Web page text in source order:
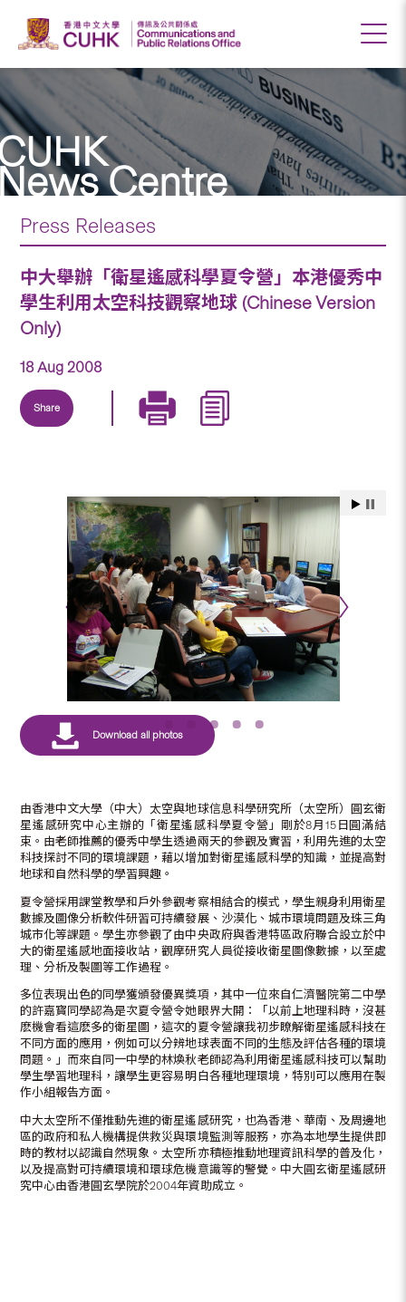
Centre
Press Releases
中大舉辦「衛星遙感科學夏令營」本港優秀中
學生利用太空科技觀察地球 (Chinese Version
Only)
18 Aug 2008
Share
由香港中文大學（中大）太空與地球信息科學研究所（太空所）圓玄衛
星遙感研究中心主辦的「衛星遙感科學夏令營」剛於8月15日圓滿結
束。由老師推薦的優秀中學生透過兩天的參觀及實習，利用先進的太空
科技探討不同的環境課題，藉以增加對衛星遙感科學的知識，並提高對
地球和自然科學的學習興趣。
夏令營採用課堂教學和戶外參觀考察相結合的模式，學生親身利用衛星
數據及圖像分析軟件研習可持續發展、沙漠化、城市環境問題及珠三角
城市化等課題。學生亦參觀了由中央政府與香港特區政府聯合設立於中
大的衛星遙感地面接收站，觀摩研究人員從接收衛星圖像數據，以至處
理、分析及製圖等工作過程。
多位表現出色的同學獲頒發優異獎項，其中一位來自仁濟醫院第二中學
的許嘉寳同學認為是次夏令營令她眼界大開：「以前上地理科時，沒甚
麽機會看這麽多的衛星圖，這次的夏令營讓我初步瞭解衛星遙感科技在
不同方面的應用，例如可以分辨地球表面不同的生態及評估各種的環境
問題。」而來自同一中學的林煥秋老師認為利用衛星遙感科技可以幫助
學生學習地理科，讓學生更容易明白各種地理環境，特別可以應用在製
作小組報告方面。
中大太空所不僅推動先進的衛星遙感研究，也為香港、華南、及周邊地
區的政府和私人機構提供救災與環境監測等服務，亦為本地學生提供即
時的教材以認識自然現象。太空所亦積極推動地理資訊科學的普及化，
以及提高對可持續環境和環球危機意識等的警覺。中大圓玄衛星遙感研
究中心由香港圓玄學院於2004年資助成立。